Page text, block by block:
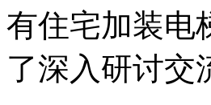
有住宅加装电
了深入研讨交